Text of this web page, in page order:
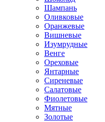
Шампань
Оливковые
Оранжевые
Вишневые
Изумрудные
Венге
Ореховые
Янтарные
Сиреневые
Салатовые
Фиолетовые
Мятные
Золотые